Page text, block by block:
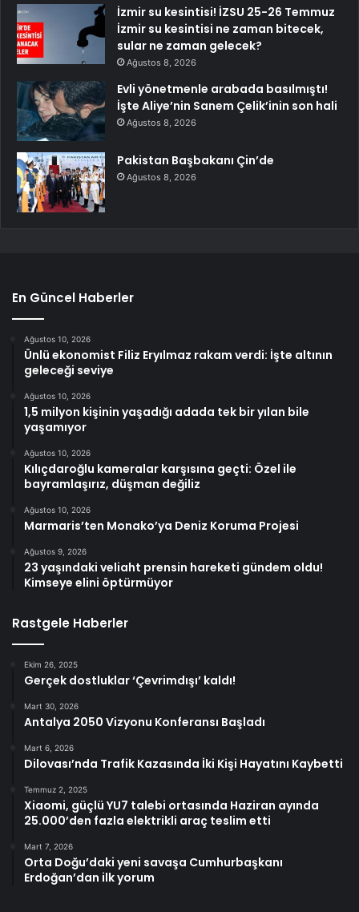
İzmir su kesintisi! İZSU 25-26 Temmuz
İzmir su kesintisi ne zaman bitecek,
sular ne zaman gelecek?
Ağustos 8, 2026
Evli yönetmenle arabada basılmıştı!
İşte Aliye’nin Sanem Çelik’inin son hali
Ağustos 8, 2026
Pakistan Başbakanı Çin’de
Ağustos 8, 2026
En Güncel Haberler
Ağustos 10, 2026
Ünlü ekonomist Filiz Eryılmaz rakam verdi: İşte altının
geleceği seviye
Ağustos 10, 2026
1,5 milyon kişinin yaşadığı adada tek bir yılan bile
yaşamıyor
Ağustos 10, 2026
Kılıçdaroğlu kameralar karşısına geçti: Özel ile
bayramlaşırız, düşman değiliz
Ağustos 10, 2026
Marmaris’ten Monako’ya Deniz Koruma Projesi
Ağustos 9, 2026
23 yaşındaki veliaht prensin hareketi gündem oldu!
Kimseye elini öptürmüyor
Rastgele Haberler
Ekim 26, 2025
Gerçek dostluklar ‘Çevrimdışı’ kaldı!
Mart 30, 2026
Antalya 2050 Vizyonu Konferansı Başladı
Mart 6, 2026
Dilovası’nda Trafik Kazasında İki Kişi Hayatını Kaybetti
Temmuz 2, 2025
Xiaomi, güçlü YU7 talebi ortasında Haziran ayında
25.000’den fazla elektrikli araç teslim etti
Mart 7, 2026
Orta Doğu’daki yeni savaşa Cumhurbaşkanı
Erdoğan’dan ilk yorum